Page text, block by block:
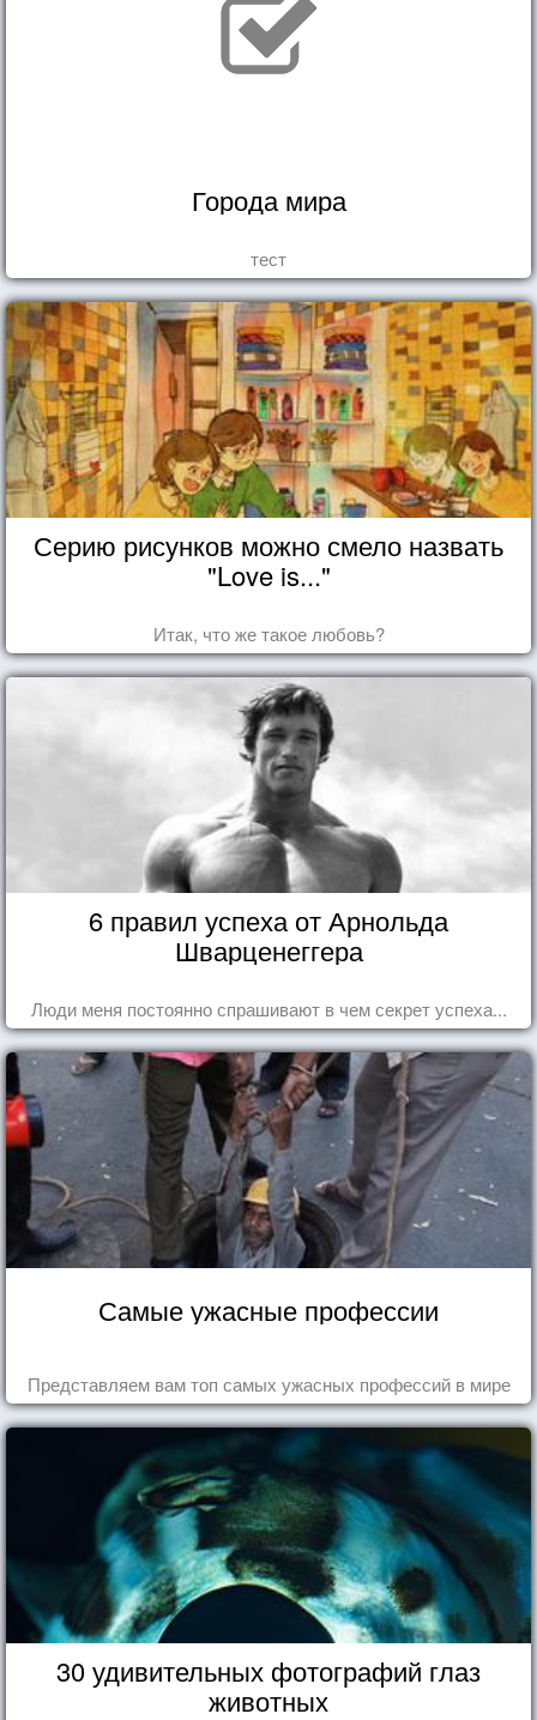
Города мира
тест
Серию рисунков можно смело назвать
"Love is..."
Итак, что же такое любовь?
6 правил успеха от Арнольда
Шварценеггера
Люди меня постоянно спрашивают в чем секрет успеха...
Самые ужасные профессии
Представляем вам топ самых ужасных профессий в мире
30 удивительных фотографий глаз
животных